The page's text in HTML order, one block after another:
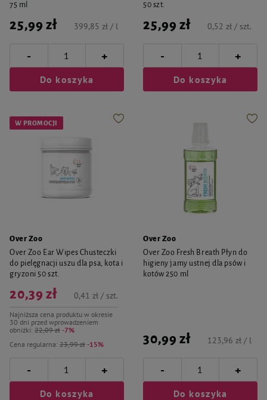
75 ml
25,99 zł 399,85 zł / l
- +
Do koszyka
50 szt.
25,99 zł 0,52 zł / szt.
- +
Do koszyka
W PROMOCJI
Over Zoo
Over Zoo Ear Wipes Chusteczki
do pielęgnacji uszu dla psa, kota i
gryzoni 50 szt.
Cena regularna: 23,99 zł -15%
20,39 zł
Najniższa cena produktu w okresie
30 dni przed wprowadzeniem
obniżki: 22,09 zł -7%
0,41 zł / szt.
- +
Do koszyka
Over Zoo
Over Zoo Fresh Breath Płyn do
higieny jamy ustnej dla psów i
kotów 250 ml
30,99 zł 123,96 zł / l
- +
Do koszyka